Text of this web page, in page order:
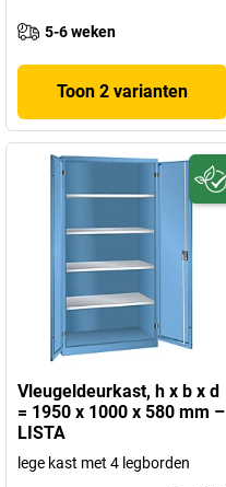
5-6 weken
Toon 2 varianten
Vleugeldeurkast, h x b x d
= 1950 x 1000 x 580 mm –
LISTA
lege kast met 4 legborden